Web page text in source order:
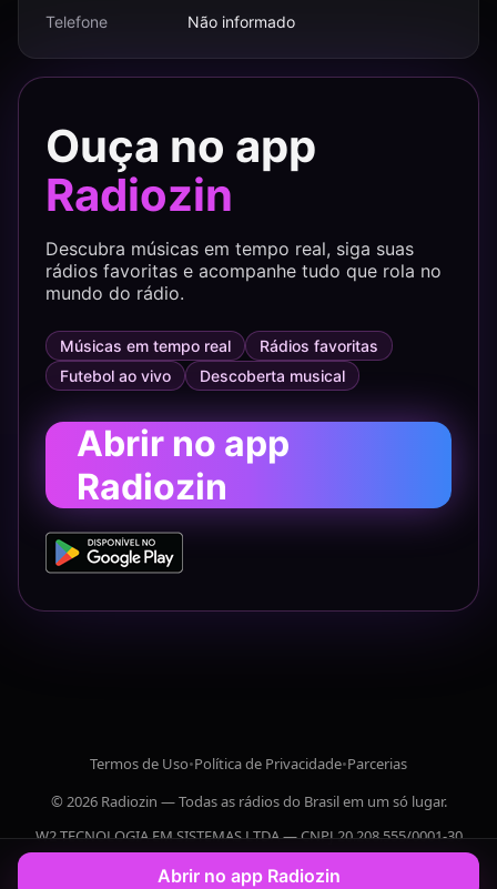
Telefone
Não informado
Ouça no app
Radiozin
Descubra músicas em tempo real, siga suas
rádios favoritas e acompanhe tudo que rola no
mundo do rádio.
Músicas em tempo real
Rádios favoritas
Futebol ao vivo
Descoberta musical
Abrir no app
Radiozin
Termos de Uso•Política de Privacidade•Parcerias
© 2026 Radiozin — Todas as rádios do Brasil em um só lugar.
W2 TECNOLOGIA EM SISTEMAS LTDA — CNPJ 20.208.555/0001-30
Abrir no app Radiozin